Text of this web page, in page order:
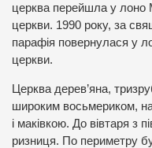
церква перейшла у лоно
церкви. 1990 року, за
парафія повернулася у
церкви.
Церква дерев’яна,
широким восьмериком,
і маківкою. До вівтаря з
ризниця. По периметру